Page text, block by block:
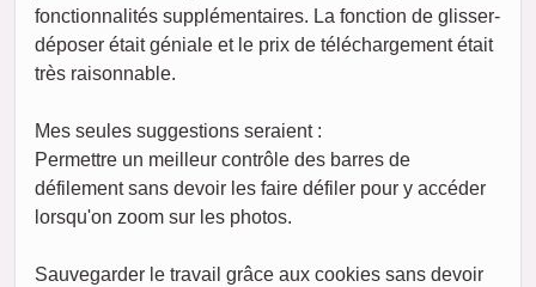
fonctionnalités supplémentaires. La fonction de glisser-
déposer était géniale et le prix de téléchargement était
très raisonnable.
Mes seules suggestions seraient :
Permettre un meilleur contrôle des barres de
défilement sans devoir les faire défiler pour y accéder
lorsqu'on zoom sur les photos.
Sauvegarder le travail grâce aux cookies sans devoir